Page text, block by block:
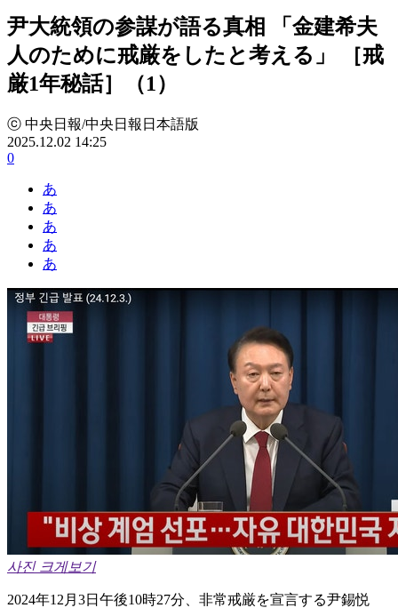
尹大統領の参謀が語る真相 「金建希夫
人のために戒厳をしたと考える」 ［戒
厳1年秘話］（1）
ⓒ 中央日報/中央日報日本語版
2025.12.02 14:25
0
あ
あ
あ
あ
あ
사진 크게보기
2024年12月3日午後10時27分、非常戒厳を宣言する尹錫悦